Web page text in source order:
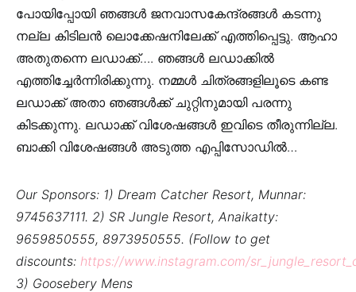
പോയിപ്പോയി ഞങ്ങൾ ജനവാസകേന്ദ്രങ്ങൾ കടന്നു
നല്ല കിടിലൻ ലൊക്കേഷനിലേക്ക് എത്തിപ്പെട്ടു. ആഹാ
അതുതന്നെ ലഡാക്ക്…. ഞങ്ങൾ ലഡാക്കിൽ
എത്തിച്ചേർന്നിരിക്കുന്നു. നമ്മൾ ചിത്രങ്ങളിലൂടെ കണ്ട
ലഡാക്ക് അതാ ഞങ്ങൾക്ക് ചുറ്റിനുമായി പരന്നു
കിടക്കുന്നു. ലഡാക്ക് വിശേഷങ്ങൾ ഇവിടെ തീരുന്നില്ല.
ബാക്കി വിശേഷങ്ങൾ അടുത്ത എപ്പിസോഡിൽ…
Our Sponsors: 1) Dream Catcher Resort, Munnar:
9745637111. 2) SR Jungle Resort, Anaikatty:
9659850555, 8973950555. (Follow to get
discounts: https://www.instagram.com/
3) Goosebery Mens